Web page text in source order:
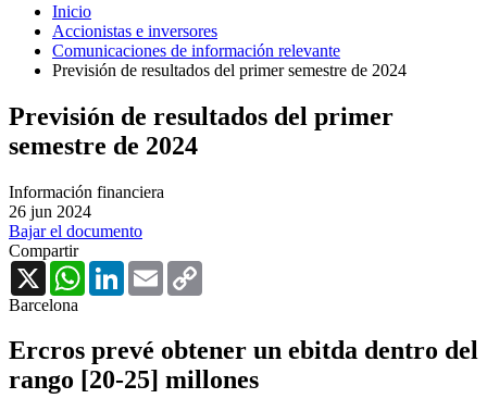
Inicio
Accionistas e inversores
Comunicaciones de información relevante
Previsión de resultados del primer semestre de 2024
Previsión de resultados del primer
semestre de 2024
Información financiera
26 jun 2024
Bajar el documento
Compartir
X
WhatsAppLinkedInEmail
Barcelona
Ercros prevé obtener un ebitda dentro del
rango [20-25] millones